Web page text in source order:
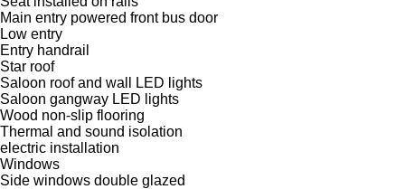
Main entry powered front bus door
Low entry
Entry handrail
Star roof
Saloon roof and wall LED lights
Saloon gangway LED lights
Wood non-slip flooring
Thermal and sound isolation
electric installation
Windows
Side windows double glazed